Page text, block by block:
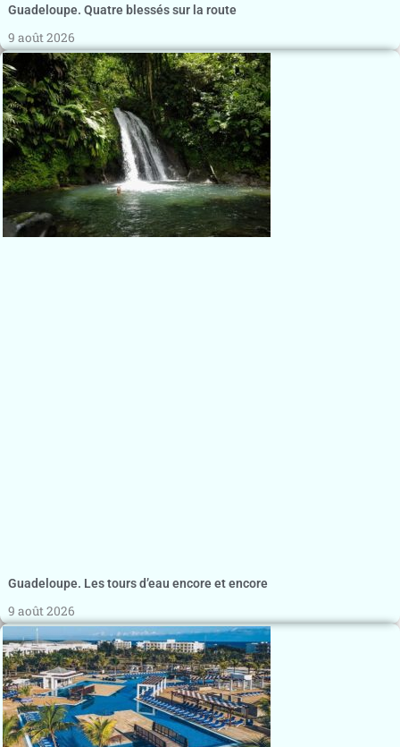
Guadeloupe. Quatre blessés sur la route
9 août 2026
Guadeloupe. Les tours d’eau encore et encore
9 août 2026